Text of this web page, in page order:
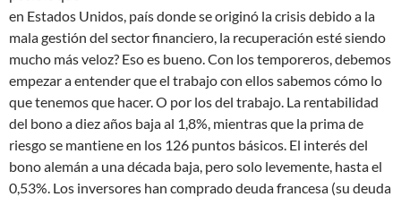
en Estados Unidos, país donde se originó la crisis debido a la
mala gestión del sector financiero, la recuperación esté siendo
mucho más veloz? Eso es bueno. Con los temporeros, debemos
empezar a entender que el trabajo con ellos sabemos cómo lo
que tenemos que hacer. O por los del trabajo. La rentabilidad
del bono a diez años baja al 1,8%, mientras que la prima de
riesgo se mantiene en los 126 puntos básicos. El interés del
bono alemán a una década baja, pero solo levemente, hasta el
0,53%. Los inversores han comprado deuda francesa (su deuda